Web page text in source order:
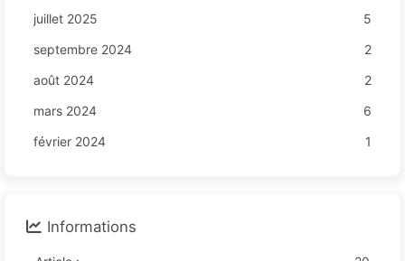
juillet 2025
5
septembre 2024
2
août 2024
2
mars 2024
6
février 2024
1
Informations